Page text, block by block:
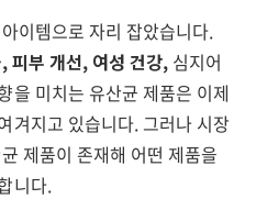
이템으로 자리 잡았습니다.
피부 개선, 여성 건강, 심지어
을 미치는 유산균 제품은 이제
겨지고 있습니다. 그러나 시장
제품이 존재해 어떤 제품을
니다.